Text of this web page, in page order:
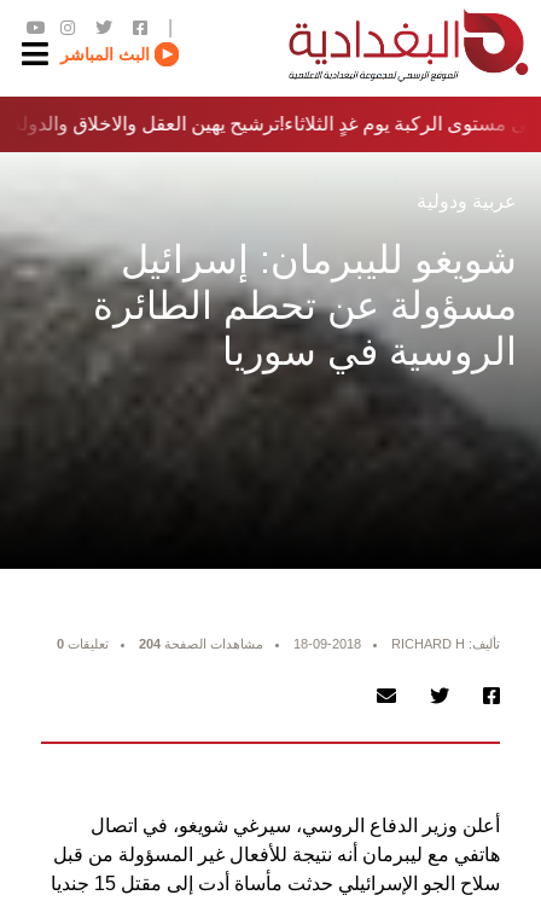
البث المباشر
ترشيح يهين العقل والاخلاق والدولة…؟!مستوى الركبة يوم غدٍ الثلاثاء
عربية ودولية
شويغو لليبرمان: إسرائيل
مسؤولة عن تحطم الطائرة
الروسية في سوريا
تأليف: RICHARD H 18-09-2018 مشاهدات الصفحة 204 تعليقات 0
أعلن وزير الدفاع الروسي، سيرغي شويغو، في اتصال
هاتفي مع ليبرمان أنه نتيجة للأفعال غير المسؤولة من قبل
سلاح الجو الإسرائيلي حدثت مأساة أدت إلى مقتل 15 جنديا